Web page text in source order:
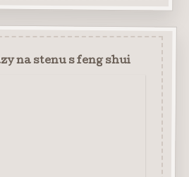
na stenu s feng shui